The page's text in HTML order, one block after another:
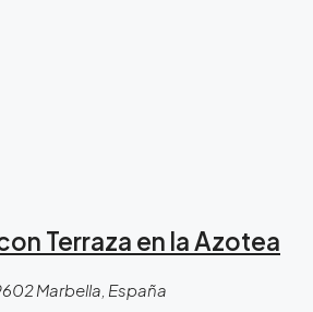
Terraza en la Azotea
Marbella, España